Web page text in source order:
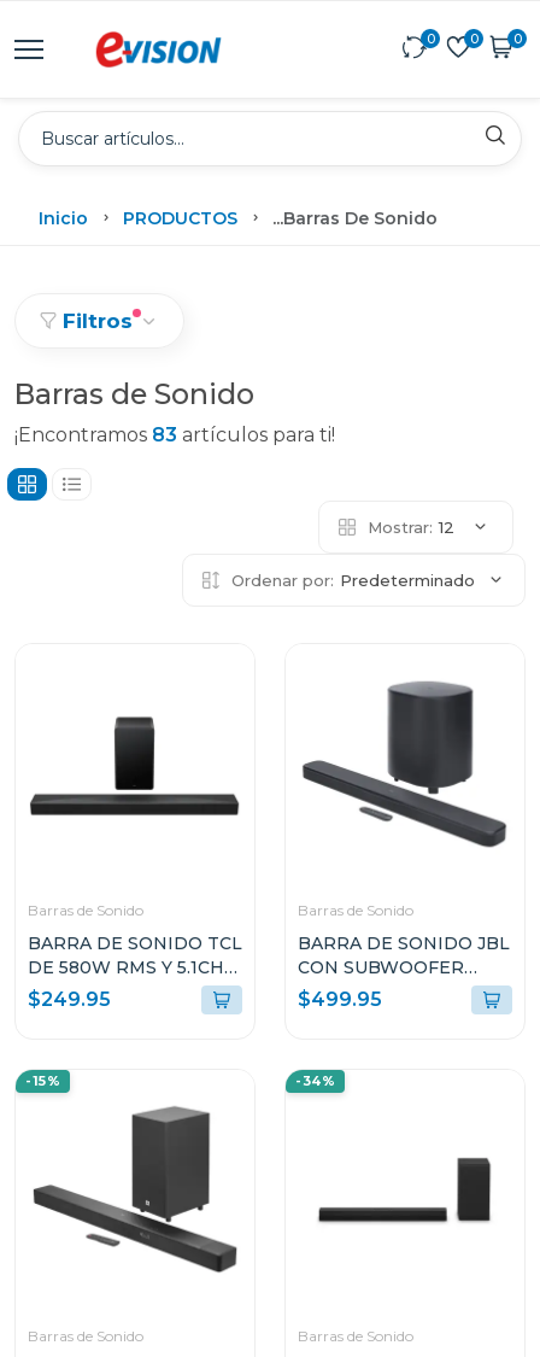
0 0 0
Inicio PRODUCTOS ...Barras De Sonido
Filtros
Barras de Sonido
¡Encontramos 83 artículos para ti!
Mostrar: 12
Ordenar por: Predeterminado
Barras de Sonido
BARRA DE SONIDO TCL
DE 580W RMS Y 5.1CH
CON DOLBY ATMOS
Q65
$249.95
Barras de Sonido
BARRA DE SONIDO JBL
CON SUBWOOFER
INALÁMBRICO
BAR500M2BLK
$499.95
-15%
Barras de Sonido
-34%
Barras de Sonido